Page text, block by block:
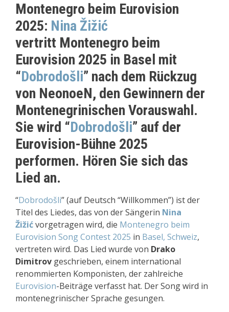
Montenegro beim Eurovision
2025: Nina Žižić
vertritt Montenegro beim
Eurovision 2025 in Basel mit
“Dobrodošli” nach dem Rückzug
von NeonoeN, den Gewinnern der
Montenegrinischen Vorauswahl.
Sie wird “Dobrodošli” auf der
Eurovision-Bühne 2025
performen. Hören Sie sich das
Lied an.
“Dobrodošli” (auf Deutsch “Willkommen”) ist der
Titel des Liedes, das von der Sängerin Nina
Žižićvorgetragen wird, die Montenegro beim
Eurovision Song Contest 2025 in Basel, Schweiz,
vertreten wird. Das Lied wurde von Drako
Dimitrov geschrieben, einem international
renommierten Komponisten, der zahlreiche
Eurovision-Beiträge verfasst hat. Der Song wird in
montenegrinischer Sprache gesungen.